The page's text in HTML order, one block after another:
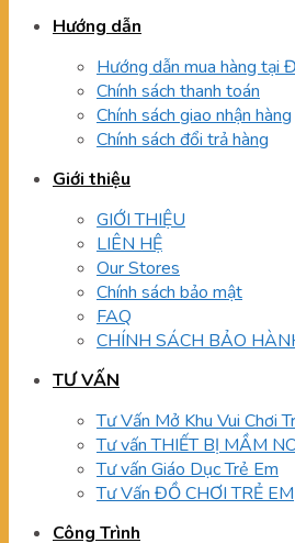
Hướng dẫn
Hướng dẫn mua hàng tại
Chính sách thanh toán
Chính sách giao nhận hàng
Chính sách đổi trả hàng
Giới thiệu
GIỚI THIỆU
LIÊN HỆ
Our Stores
Chính sách bảo mật
FAQ
CHÍNH SÁCH BẢO
TƯ VẤN
Tư Vấn Mở Khu Vui Chơi
Tư vấn THIẾT BỊ MẦM
Tư vấn Giáo Dục Trẻ Em
Tư Vấn ĐỒ CHƠI TRẺ EM
Công Trình